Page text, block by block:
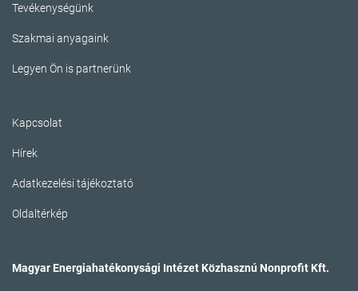
Tevékenységünk
Szakmai anyagaink
Legyen Ön is partnerünk
Kapcsolat
Hírek
Adatkezelési tájékoztató
Oldaltérkép
Magyar Energiahatékonysági Intézet Közhasznú Nonprofit Kft.